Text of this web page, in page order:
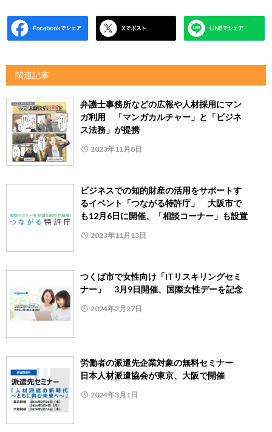
関連記事
弁護士事務所などの広報や人材採用にマン
ガ利用 「マンガカルチャー」と「ビジネ
ス法務」が提携
2023年11月8日
ビジネスでの知的財産の活用をサポートす
るイベント「つながる特許庁」 大阪市で
も12月6日に開催、「相談コーナー」も設置
2023年11月13日
つくば市で女性向け「ITリスキリングセミ
ナー」 3月9日開催、国際女性デーを記念
2024年2月27日
労働者の派遣先企業対象の無料セミナー
日本人材派遣協会が東京、大阪で開催
2024年3月1日